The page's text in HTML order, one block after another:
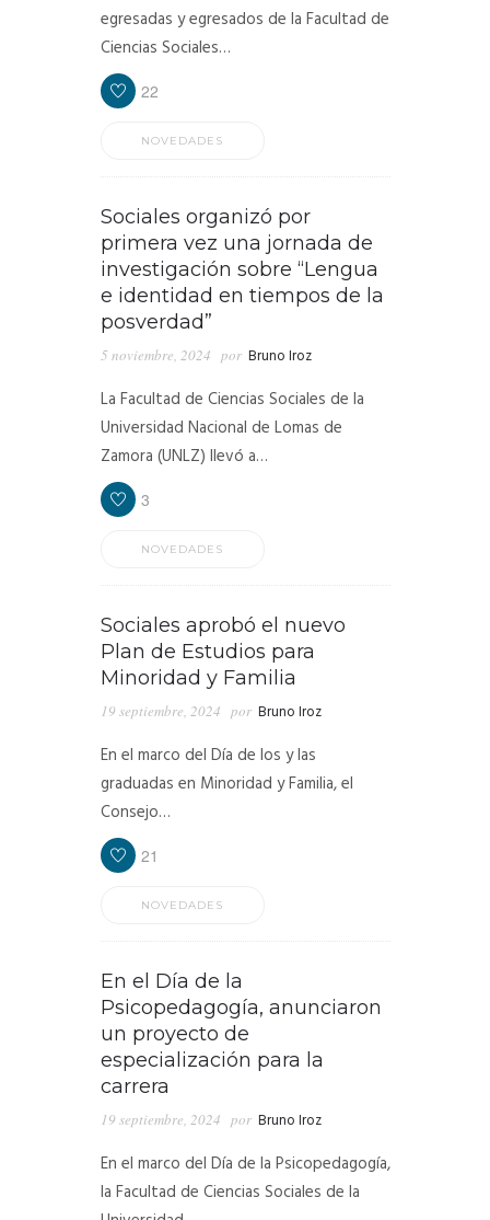
egresadas y egresados de la Facultad de
Ciencias Sociales…
22
NOVEDADES
Sociales organizó por
primera vez una jornada de
investigación sobre “Lengua
e identidad en tiempos de la
posverdad”
5 noviembre, 2024 por Bruno Iroz
La Facultad de Ciencias Sociales de la
Universidad Nacional de Lomas de
Zamora (UNLZ) llevó a…
3
NOVEDADES
Sociales aprobó el nuevo
Plan de Estudios para
Minoridad y Familia
19 septiembre, 2024 por Bruno Iroz
En el marco del Día de los y las
graduadas en Minoridad y Familia, el
Consejo…
21
NOVEDADES
En el Día de la
Psicopedagogía, anunciaron
un proyecto de
especialización para la
carrera
19 septiembre, 2024 por Bruno Iroz
En el marco del Día de la Psicopedagogía,
la Facultad de Ciencias Sociales de la